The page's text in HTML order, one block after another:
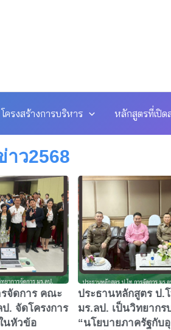
โครงสร้างการบริหาร หลักสูตรที่เปิด
ว2568
จัดการ คณะ
. จัดโครงการ
นหัวข้อ
ประธานหลักสูตร ป.
มร.ลป. เป็นวิทยากร
“นโยบายภาครัฐกับ
PagePagePage
Page